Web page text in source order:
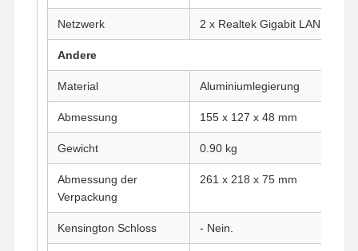
Industrieller Mini-PC
1U Rackmount-PC
POE-Mini-PC
Celeron Mini PC
Core Mini PC
Netzwerk 2 x Realtek Gigabit LAN
Andere
Material Aluminiumlegierung
Abmessung 155 x 127 x 48 mm
Gewicht 0.90 kg
Abmessung der
Verpackung
261 x 218 x 75 mm
Kensington Schloss - Nein.